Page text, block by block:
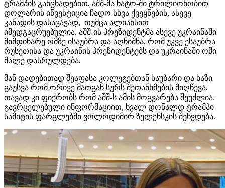
ტრამპის განცხადებით, აშშ-მა ნატო-ში ტრილიონობით
დოლარის ინვესტიცია ჩადო სხვა ქვეყნების, ასევე
კანადის დასაცავად, თუმცა ალიანსით
იმედგაცრუებულია. აშშ-ის პრეზიდენტმა ასევე უკრაინაში
მიმდინარე ომზე ისაუბრა და აღნიშნა, რომ უკვე ესაუბრა
რუსეთისა და უკრაინის პრეზიდენტებს და უკრაინაში ომი
მალე დასრულდება.
მან დადებითად შეაფასა კოლეგებთან საუბარი და ხაზი
გაუსვა რომ ორივე მათგან სურს შეთანხმების მიღწევა,
თავად კი ფიქრობს რომ აშშ-ს ამის მოგვარება შეუძლია.
გავრცელებული ინფორმაციით, ხვალ დონალდ ტრამპი
სამიტის ფარგლებში ვოლოდიმირ ზელენსკის შეხვდება.